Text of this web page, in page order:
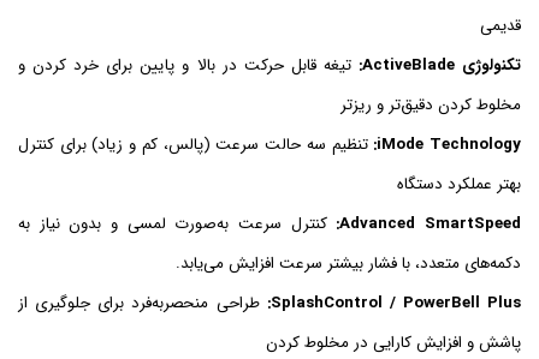
قدیمی
تکنولوژی ActiveBlade:
تیغه قابل حرکت در بالا و پایین برای خرد کردن و
مخلوط کردن دقیق‌تر و ریزتر
iMode Technology: تنظیم سه حالت سرعت (پالس، کم و زیاد) برای کنترل
بهتر عملکرد دستگاه
Advanced SmartSpeed: کنترل سرعت به‌صورت لمسی و بدون نیاز به
دکمه‌های متعدد، با فشار بیشتر سرعت افزایش می‌یابد.
SplashControl / PowerBell Plus: طراحی منحصربه‌فرد برای جلوگیری از
پاشش و افزایش کارایی در مخلوط کردن